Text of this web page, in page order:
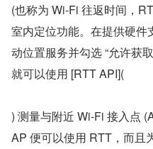
(也称为 Wi-Fi 往返时间，
室内定位功能。在提供硬件
动位置服务并勾选 “允许获
就可以使用 [RTT API](
) 测量与附近 Wi-Fi 接入点
AP 便可以使用 RTT，而且